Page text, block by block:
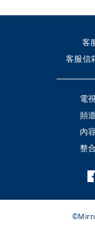
客
客服信
電
頻
內
整